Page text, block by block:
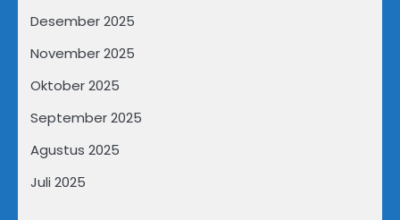
Desember 2025
November 2025
Oktober 2025
September 2025
Agustus 2025
Juli 2025